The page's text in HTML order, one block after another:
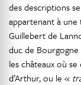
des descriptions
appartenant à
Guillebert de
duc de
les châteaux où
d’Arthur, ou le «